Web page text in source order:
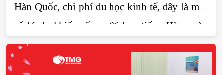
Hàn Quốc, chi phí du học kinh tế, đây là một
số lý do khiến số người học tiếng Hàn ngày
một gia tăng. Hiện nay có rất nhiều trung tâm
tiếng Hàn tại Hải Phòng và Tomato là một